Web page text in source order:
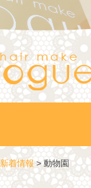
新着情報>動物園